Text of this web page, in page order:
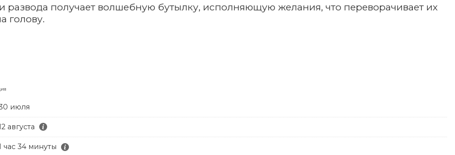
развода получает волшебную бутылку, исполняющую желания, что переворачивает их
голову.
июля
августа
час 34 минуты